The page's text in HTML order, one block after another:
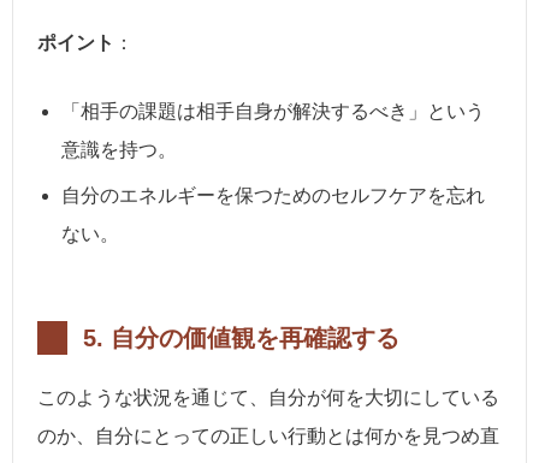
ポイント ：
「相手の課題は相手自身が解決するべき」という
意識を持つ。
自分のエネルギーを保つためのセルフケアを忘れ
ない。
5. 自分の価値観を再確認する
このような状況を通じて、自分が何を大切にしている
のか、自分にとっての正しい行動とは何かを見つめ直